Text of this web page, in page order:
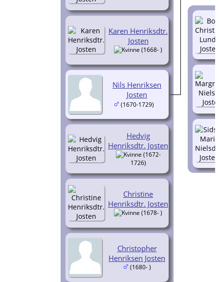
Karen Henriksdtr.
Josten
(1668- )
Hedvig
Henriksdtr. Josten
(1672-
1726)
Christine
Henriksdtr. Josten
(1678- )
Christopher
Henriksen Josten
(1680- )
Nils Henriksen
Josten
(1670-1729)